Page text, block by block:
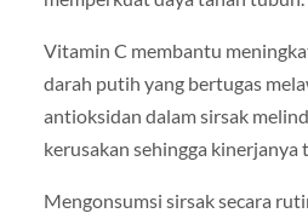
Vitamin C membantu
darah putih yang bertugas
antioksidan dalam sirsak
kerusakan sehingga kinerjanya
Mengonsumsi sirsak secara